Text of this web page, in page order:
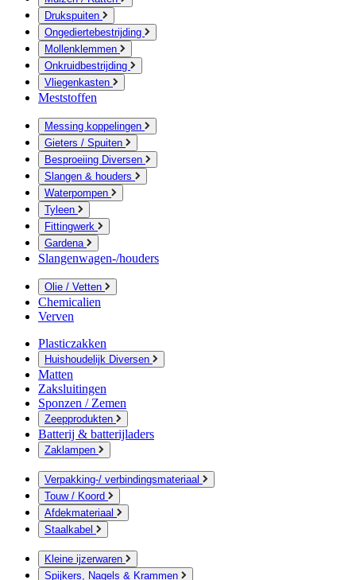
Drukspuiten
Ongediertebestrijding
Mollenklemmen
Onkruidbestrijding
Vliegenkasten
Meststoffen
Messing koppelingen
Gieters / Spuiten
Besproeiing Diversen
Slangen & houders
Waterpompen
Tyleen
Fittingwerk
Gardena
Slangenwagen-/houders
Olie / Vetten
Chemicalien
Verven
Plasticzakken
Huishoudelijk Diversen
Matten
Zaksluitingen
Sponzen / Zemen
Zeepprodukten
Batterij & batterijladers
Zaklampen
Verpakking-/ verbindingsmateriaal
Touw / Koord
Afdekmateriaal
Staalkabel
Kleine ijzerwaren
Spijkers, Nagels & Krammen